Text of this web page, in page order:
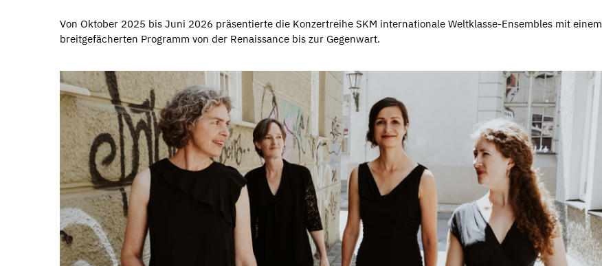
Von Oktober 2025 bis Juni 2026 präsentierte die Konzertreihe SKM internationale Weltklasse-Ensembles mit einem
breitgefächerten Programm von der Renaissance bis zur Gegenwart.